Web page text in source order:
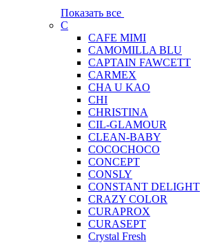
Показать все
C
CAFE MIMI
CAMOMILLA BLU
CAPTAIN FAWCETT
CARMEX
CHA U KAO
CHI
CHRISTINA
CIL-GLAMOUR
CLEAN-BABY
COCOCHOCO
CONCEPT
CONSLY
CONSTANT DELIGHT
CRAZY COLOR
CURAPROX
CURASEPT
Crystal Fresh